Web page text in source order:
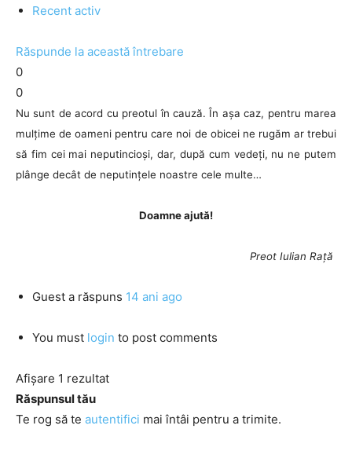
Recent activ
Răspunde la această întrebare
0
0
Nu sunt de acord cu preotul în cauză. În așa caz, pentru marea
mulțime de oameni pentru care noi de obicei ne rugăm ar trebui
să fim cei mai neputincioși, dar, după cum vedeți, nu ne putem
plânge decât de neputințele noastre cele multe…
Doamne ajută!
Preot Iulian Rață
Guest a răspuns 14 ani ago
You must login to post comments
Afișare 1 rezultat
Răspunsul tău
Te rog să te autentifici mai întâi pentru a trimite.